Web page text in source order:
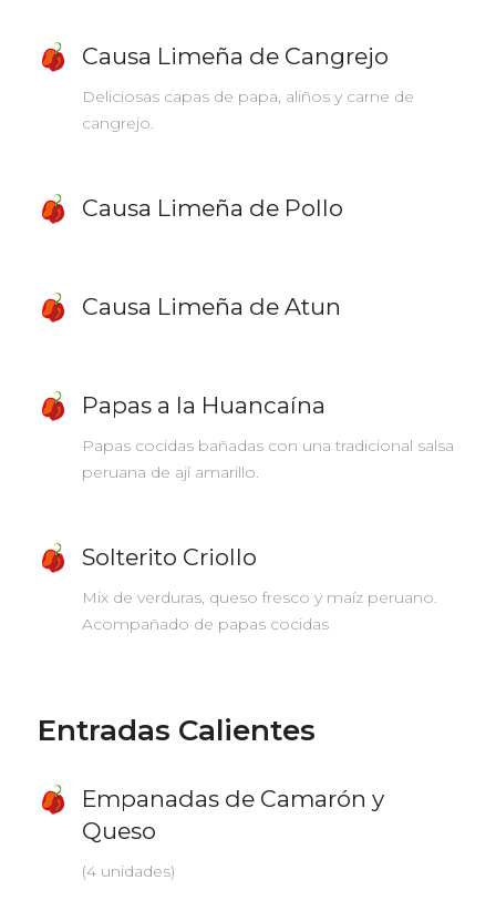
Causa Limeña de Cangrejo
Deliciosas capas de papa, aliños y carne de
cangrejo.
Causa Limeña de Pollo
Causa Limeña de Atun
Papas a la Huancaína
Papas cocidas bañadas con una tradicional salsa
peruana de ají amarillo.
Solterito Criollo
Mix de verduras, queso fresco y maíz peruano.
Acompañado de papas cocidas
Entradas Calientes
Empanadas de Camarón y
Queso
(4 unidades)